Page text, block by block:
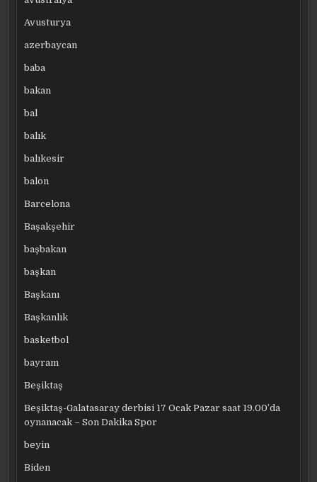
Avusturya
azerbaycan
baba
bakan
bal
balık
balıkesir
balon
Barcelona
Başakşehir
başbakan
başkan
Başkanı
Başkanlık
basketbol
bayram
Beşiktaş
Beşiktaş-Galatasaray derbisi 17 Ocak Pazar saat 19.00’da
oynanacak – Son Dakika Spor
beyin
Biden